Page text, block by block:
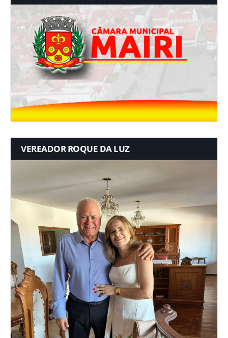
VEREADOR ROQUE DA LUZ